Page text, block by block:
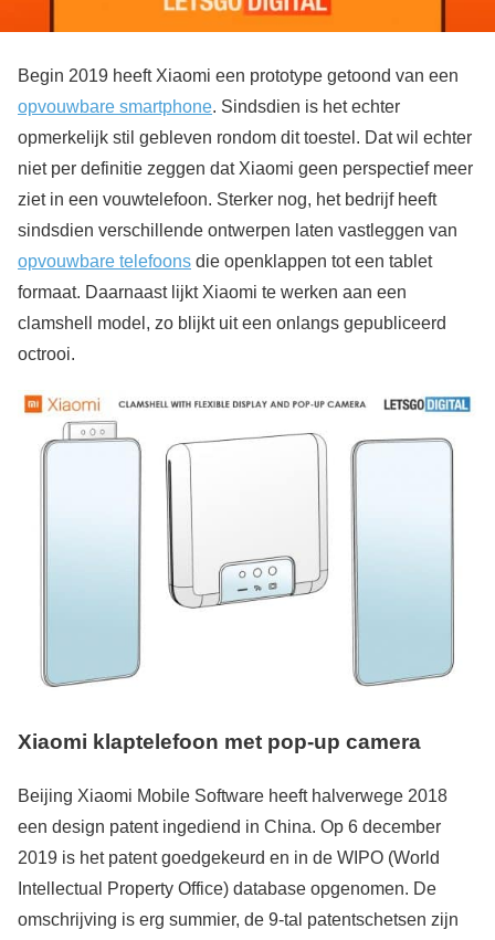
Begin 2019 heeft Xiaomi een prototype getoond van een
opvouwbare smartphone. Sindsdien is het echter
opmerkelijk stil gebleven rondom dit toestel. Dat wil echter
niet per definitie zeggen dat Xiaomi geen perspectief meer
ziet in een vouwtelefoon. Sterker nog, het bedrijf heeft
sindsdien verschillende ontwerpen laten vastleggen van
opvouwbare telefoons die openklappen tot een tablet
formaat. Daarnaast lijkt Xiaomi te werken aan een
clamshell model, zo blijkt uit een onlangs gepubliceerd
octrooi.
Xiaomi klaptelefoon met pop-up camera
Beijing Xiaomi Mobile Software heeft halverwege 2018
een design patent ingediend in China. Op 6 december
2019 is het patent goedgekeurd en in de WIPO (World
Intellectual Property Office) database opgenomen. De
omschrijving is erg summier, de 9-tal patentschetsen zijn